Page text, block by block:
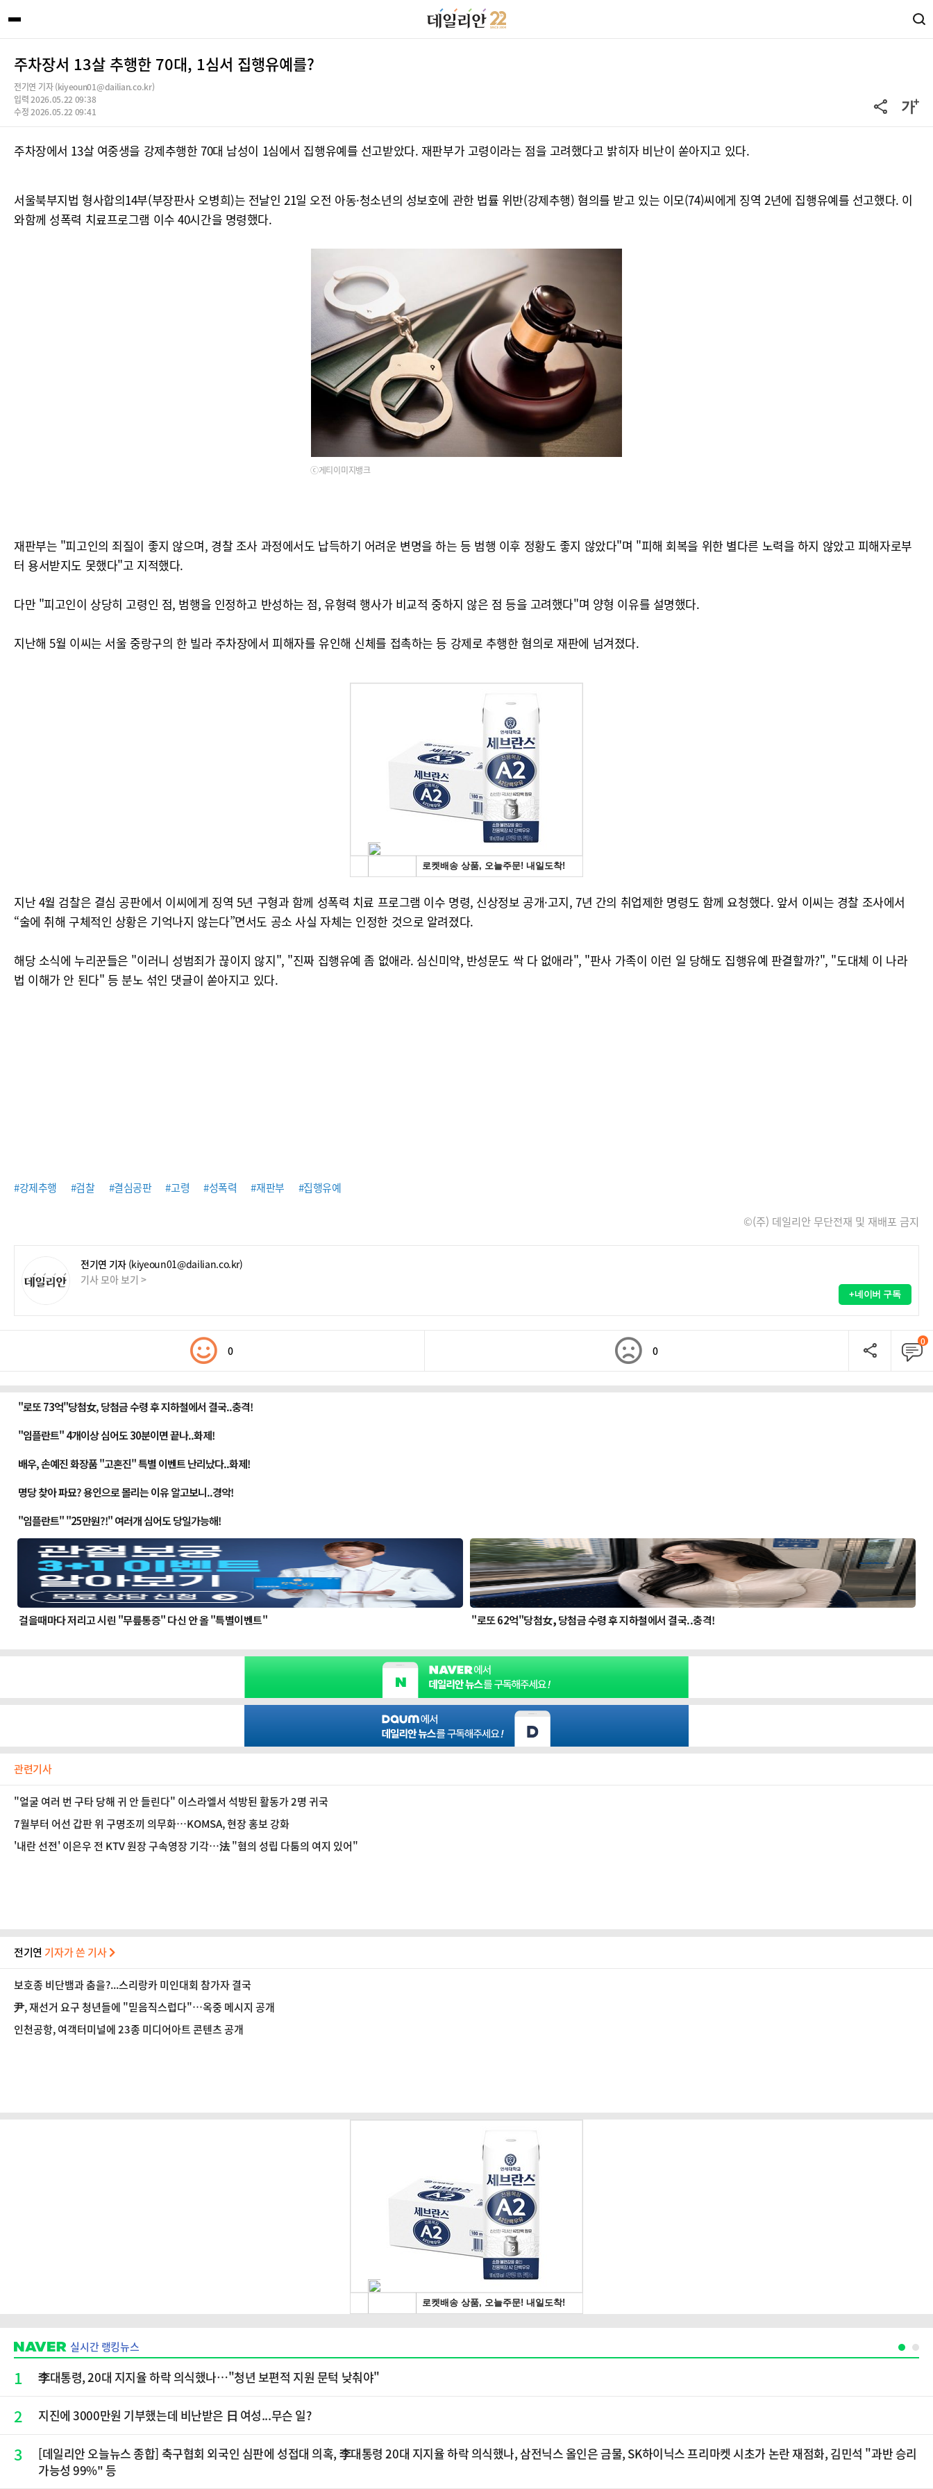
주차장서 13살 추행한 70대, 1심서 집행유예를?
전기연 기자 (kiyeoun01@dailian.co.kr)
입력 2026.05.22 09:38
수정 2026.05.22 09:41
주차장에서 13살 여중생을 강제추행한 70대 남성이 1심에서 집행유예를 선고받았다. 재판부가 고령이라는 점을 고려했다고 밝히자 비난이 쏟아지고 있다.
서울북부지법 형사합의14부(부장판사 오병희)는 전날인 21일 오전 아동·청소년의 성보호에 관한 법률 위반(강제추행) 혐의를 받고 있는 이모(74)씨에게 징역 2년에 집행유예를 선고했다. 이
와함께 성폭력 치료프로그램 이수 40시간을 명령했다.
ⓒ게티이미지뱅크
재판부는 "피고인의 죄질이 좋지 않으며, 경찰 조사 과정에서도 납득하기 어려운 변명을 하는 등 범행 이후 정황도 좋지 않았다"며 "피해 회복을 위한 별다른 노력을 하지 않았고 피해자로부
터 용서받지도 못했다"고 지적했다.
다만 "피고인이 상당히 고령인 점, 범행을 인정하고 반성하는 점, 유형력 행사가 비교적 중하지 않은 점 등을 고려했다"며 양형 이유를 설명했다.
지난해 5월 이씨는 서울 중랑구의 한 빌라 주차장에서 피해자를 유인해 신체를 접촉하는 등 강제로 추행한 혐의로 재판에 넘겨졌다.
지난 4월 검찰은 결심 공판에서 이씨에게 징역 5년 구형과 함께 성폭력 치료 프로그램 이수 명령, 신상정보 공개·고지, 7년 간의 취업제한 명령도 함께 요청했다. 앞서 이씨는 경찰 조사에서
“술에 취해 구체적인 상황은 기억나지 않는다”면서도 공소 사실 자체는 인정한 것으로 알려졌다.
해당 소식에 누리꾼들은 "이러니 성범죄가 끊이지 않지", "진짜 집행유예 좀 없애라. 심신미약, 반성문도 싹 다 없애라", "판사 가족이 이런 일 당해도 집행유예 판결할까?", "도대체 이 나라
법 이해가 안 된다" 등 분노 섞인 댓글이 쏟아지고 있다.
#강제추행 #검찰 #결심공판 #고령 #성폭력 #재판부 #집행유예
©(주) 데일리안 무단전재 및 재배포 금지
전기연 기자 (kiyeoun01@dailian.co.kr)
기사 모아 보기 >
+네이버 구독
0 0
0
관련기사
"얼굴 여러 번 구타 당해 귀 안 들린다" 이스라엘서 석방된 활동가 2명 귀국
7월부터 어선 갑판 위 구명조끼 의무화…KOMSA, 현장 홍보 강화
'내란 선전' 이은우 전 KTV 원장 구속영장 기각…法 "혐의 성립 다툼의 여지 있어"
전기연 기자가 쓴 기사
보호종 비단뱀과 춤을?...스리랑카 미인대회 참가자 결국
尹, 재선거 요구 청년들에 "믿음직스럽다"…옥중 메시지 공개
인천공항, 여객터미널에 23종 미디어아트 콘텐츠 공개
실시간 랭킹뉴스
1 李대통령, 20대 지지율 하락 의식했나…"청년 보편적 지원 문턱 낮춰야"
2 지진에 3000만원 기부했는데 비난받은 日 여성...무슨 일?
3
[데일리안 오늘뉴스 종합] 축구협회 외국인 심판에 성접대 의혹, 李대통령 20대 지지율 하락 의식했나, 삼전닉스 올인은 금물, SK하이닉스 프리마켓 시초가 논란 재점화, 김민석 "과반 승리
가능성 99%" 등